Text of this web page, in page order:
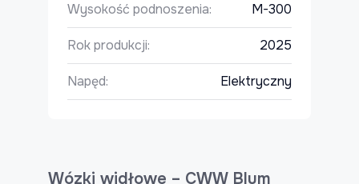
Wysokość podnoszenia: M-300
Rok produkcji: 2025
Napęd: Elektryczny
Wózki widłowe – CWW Blum